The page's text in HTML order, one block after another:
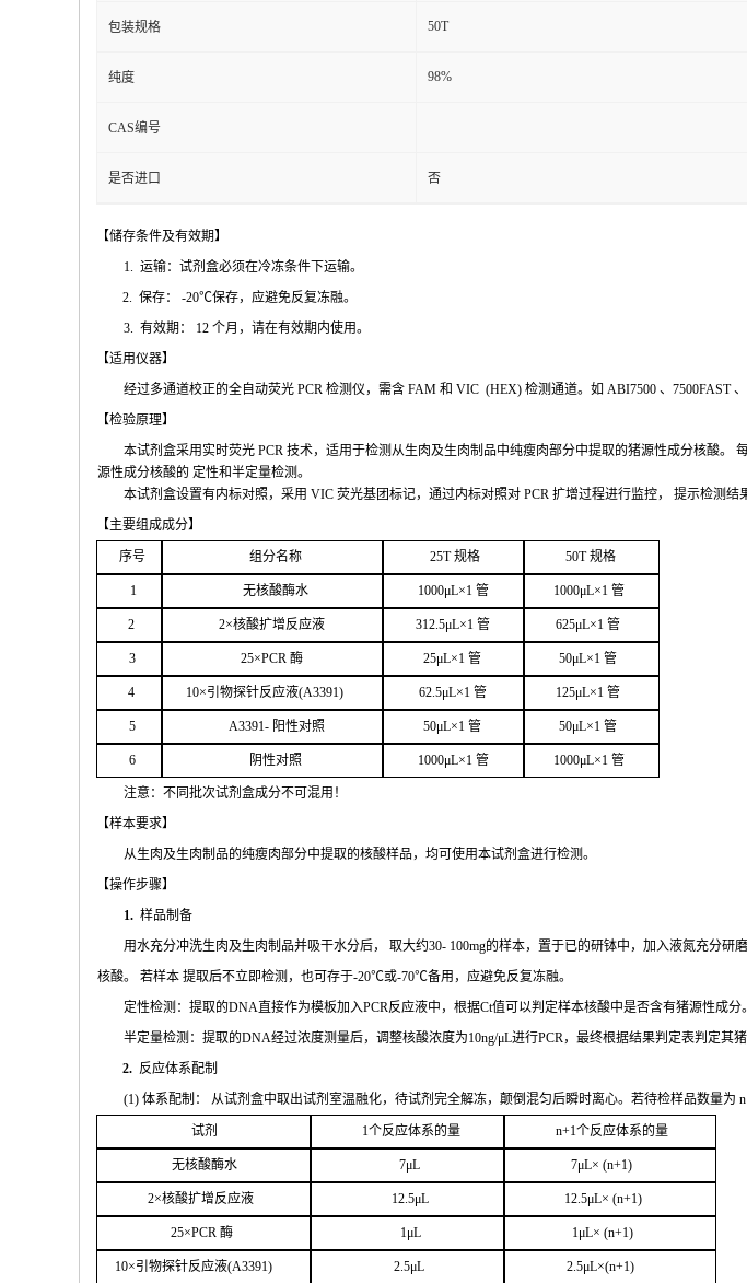
包装规格 50T
纯度 98%
CAS编号
是否进口 否
【储存条件及有效期】
1.运输：试剂盒必须在冷冻条件下运输。
2.保存： -20℃保存，应避免反复冻融。
3. 有效期： 12 个月，请在有效期内使用。
【适用仪器】
经过多通道校正的全自动荧光 PCR 检测仪，需含 FAM 和 VIC (HEX) 检测通道。如 ABI7500 、 7500FAST、
【检验原理】
本试剂盒采用实时荧光 PCR 技术，适用于检测从生肉及生肉制品中纯瘦肉部分中提取的猪源性成分核酸。
源性成分核酸的 定性和半定量检测。
本试剂盒设置有内标对照，采用 VIC 荧光基团标记，通过内标对照对 PCR 扩增过程进行监控， 提示检测结
【主要组成成分】
序号 组分名称 25T规格 50T 规格
1 无核酸酶水 1000μL×1 管 1000μL×1 管
2 2×核酸扩增反应液 312.5μL×1 管 625μL×1 管
3 25×PCR 酶 25μL×1 管 50μL×1 管
4 10×引物探针反应液(A3391) 62.5μL×1 管 125μL×1管
5 A3391- 阳性对照 50μL×1管 50μL×1 管
6 阴性对照 1000μL×1 管 1000μL×1 管
注意：不同批次试剂盒成分不可混用！
【样本要求】
从生肉及生肉制品的纯瘦肉部分中提取的核酸样品，均可使用本试剂盒进行检测。
【操作步骤】
1. 样品制备
用水充分冲洗生肉及生肉制品并吸干水分后， 取大约30- 100mg的样本，置于已的研钵中，加入液氮充分研磨
核酸。 若样本 提取后不立即检测，也可存于-20℃或-70℃备用，应避免反复冻融。
定性检测：提取的DNA直接作为模板加入PCR反应液中，根据Ct值可以判定样本核酸中是否含有猪源性成分。
半定量检测：提取的DNA经过浓度测量后，调整核酸浓度为10ng/μL进行PCR，最终根据结果判定表判定其
2. 反应体系配制
(1) 体系配制： 从试剂盒中取出试剂室温融化，待试剂完全解冻，颠倒混匀后瞬时离心。若待检样品数量为 n
试剂 1个反应体系的量 n+1个反应体系的量
无核酸酶水 7μL 7μL× (n+1)
2×核酸扩增反应液 12.5μL 12.5μL× (n+1)
25×PCR 酶 1μL 1μL× (n+1)
10×引物探针反应液(A3391) 2.5μL 2.5μL×(n+1)